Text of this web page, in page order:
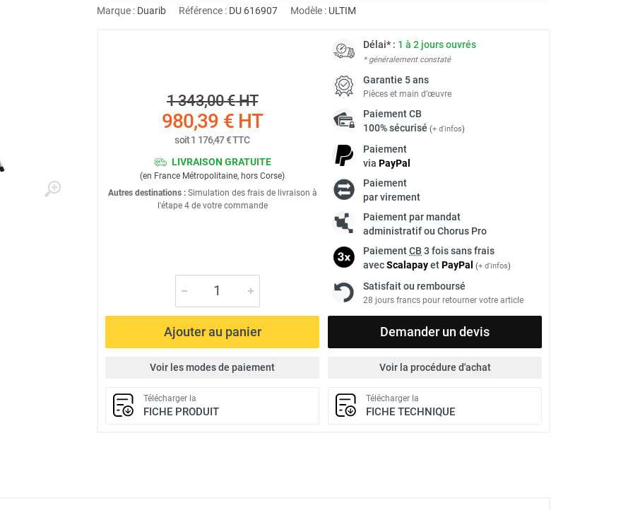
Marque : Duarib Référence : DU 616907 Modèle : ULTIM
1 343,00 €HT
980,39 €HT
soit1 176,47 €TTC
LIVRAISON GRATUITE
(en France Métropolitaine, hors Corse)
Autres destinations :Simulation des frais de livraison à
l'étape 4 de votre commande
Délai* : 1 à 2 jours ouvrés
* généralement constaté
Garantie 5 ans
Pièces et main d’œuvre
PaiementCB
100% sécurisé (+ d'infos)
Paiement
via PayPal
Paiement
par virement
Paiement par mandat
administratif ou Chorus Pro
PaiementCB 3 fois sans frais
avecScalapayetPayPal (+ d'infos)
Satisfait ou remboursé
28 jours francs pour retourner votre article
Ajouter au panier Demander un devis
Voir les modes de paiement Voir la procédure d'achat
Télécharger la
FICHE PRODUIT
Télécharger la
FICHE TECHNIQUE